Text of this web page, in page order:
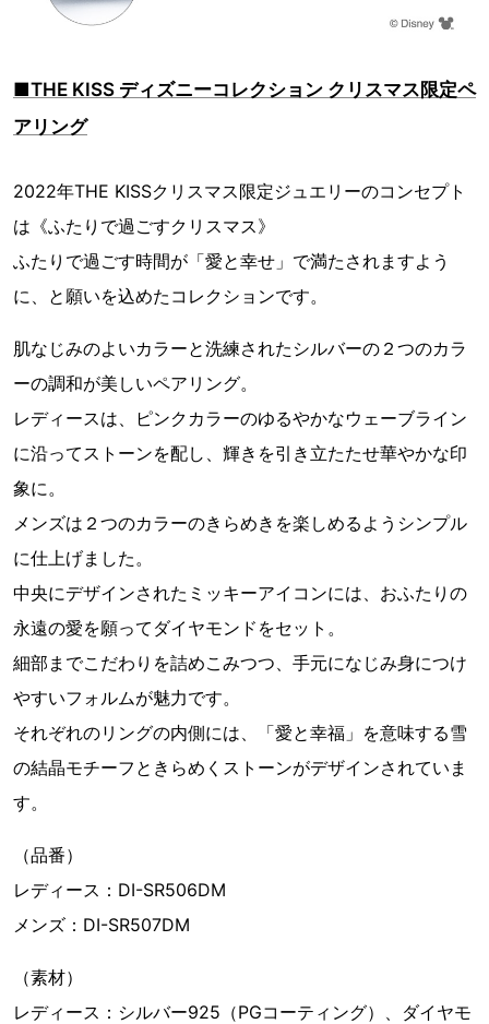
■THE KISS ディズニーコレクション クリスマス限定ペ
アリング
2022年THE KISSクリスマス限定ジュエリーのコンセプト
は《ふたりで過ごすクリスマス》
ふたりで過ごす時間が「愛と幸せ」で満たされますよう
に、と願いを込めたコレクションです。
肌なじみのよいカラーと洗練されたシルバーの２つのカラ
ーの調和が美しいペアリング。
レディースは、ピンクカラーのゆるやかなウェーブライン
に沿ってストーンを配し、輝きを引き立たたせ華やかな印
象に。
メンズは２つのカラーのきらめきを楽しめるようシンプル
に仕上げました。
中央にデザインされたミッキーアイコンには、おふたりの
永遠の愛を願ってダイヤモンドをセット。
細部までこだわりを詰めこみつつ、手元になじみ身につけ
やすいフォルムが魅力です。
それぞれのリングの内側には、「愛と幸福」を意味する雪
の結晶モチーフときらめくストーンがデザインされていま
す。
（品番）
レディース：DI-SR506DM
メンズ：DI-SR507DM
（素材）
レディース：シルバー925（PGコーティング）、ダイヤモ